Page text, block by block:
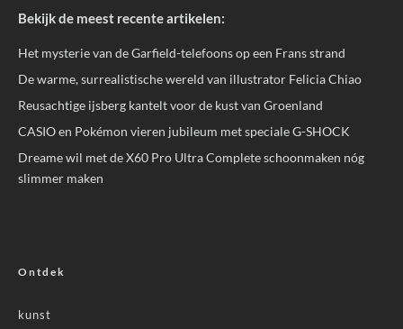
Bekijk de meest recente artikelen:
Het mysterie van de Garfield-telefoons op een Frans strand
De warme, surrealistische wereld van illustrator Felicia Chiao
Reusachtige ijsberg kantelt voor de kust van Groenland
CASIO en Pokémon vieren jubileum met speciale G-SHOCK
Dreame wil met de X60 Pro Ultra Complete schoonmaken nóg
slimmer maken
Ontdek
kunst